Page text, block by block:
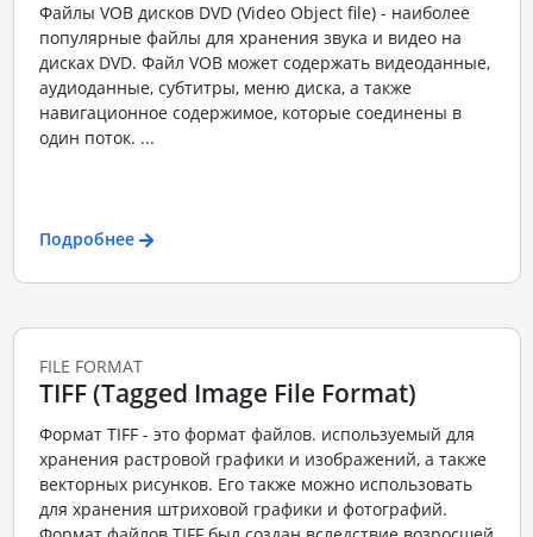
Файлы VOB дисков DVD (Video Object file) - наиболее
популярные файлы для хранения звука и видео на
дисках DVD. Файл VOB может содержать видеоданные,
аудиоданные, субтитры, меню диска, а также
навигационное содержимое, которые соединены в
один поток. ...
Подробнее
FILE FORMAT
TIFF (Tagged Image File Format)
Формат TIFF - это формат файлов. используемый для
хранения растровой графики и изображений, а также
векторных рисунков. Его также можно использовать
для хранения штриховой графики и фотографий.